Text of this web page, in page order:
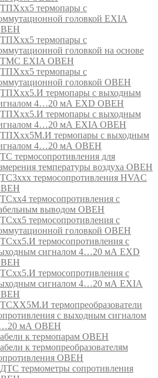
термопары с
головкой EXIA
термопары с
головкой на основе
EXIA ОВЕН
термопары с
головкой ОВЕН
термопары с выходным
4…20 мА EXD ОВЕН
термопары с выходным
4…20 мА EXIA ОВЕН
термопары с выходным
4…20 мА ОВЕН
термосопротивления для
температуры воздуха ОВЕН
термосопротивления HVAC
термосопротивления с
выводом ОВЕН
термосопротивления с
головкой ОВЕН
термосопротивления с
сигналом 4…20 мА EXD
термосопротивления с
сигналом 4…20 мА EXIA
термопреобразователи
с выходным сигналом
мА ОВЕН
к термопарам ОВЕН
к термопреобразователям
ОВЕН
термометры сопротивления